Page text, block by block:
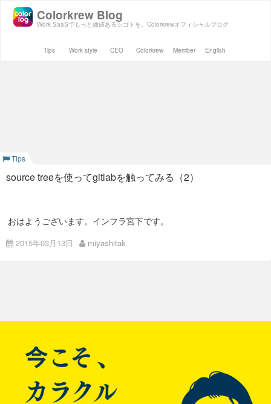
Work SaaSでもっと価値あるシゴトを。Colorkrewオフィシャルブログ
Colorkrew Blog
Tips Work style CEO Colorkrew Member English
Tips
source treeを使ってgitlabを触ってみる（2）
おはようございます。インフラ宮下です。
ので、今回はgitlabとの接続について説明します。 社内にgitlab
鍵登録の画面に移ったら、Titleに識別し易い名前を（入力しな
いと自動生成されます）入れて、Keyの所に前回作成した公開
鍵を貼り付けたら「Add key」で登録します。
2015年03月13日 miyashitak
ナ